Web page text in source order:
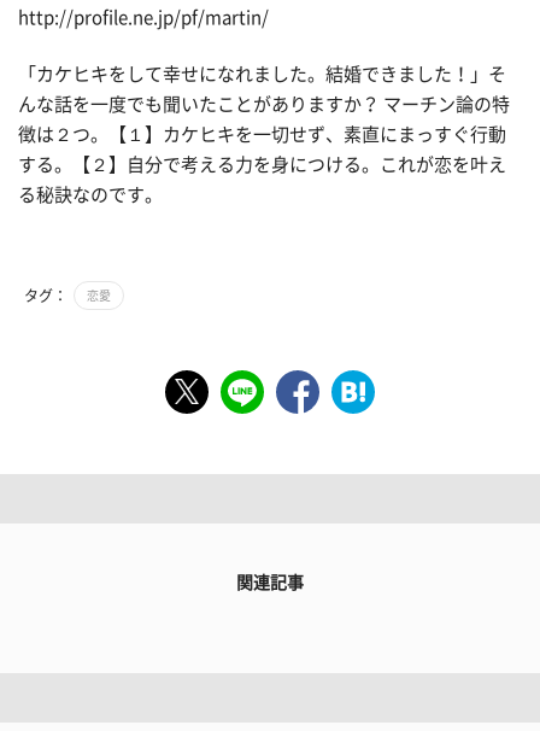
http://profile.ne.jp/pf/martin/
「カケヒキをして幸せになれました。結婚できました！」そ
んな話を一度でも聞いたことがありますか？ マーチン論の特
徴は２つ。【１】カケヒキを一切せず、素直にまっすぐ行動
する。【２】自分で考える力を身につける。これが恋を叶え
る秘訣なのです。
タグ： 恋愛
関連記事